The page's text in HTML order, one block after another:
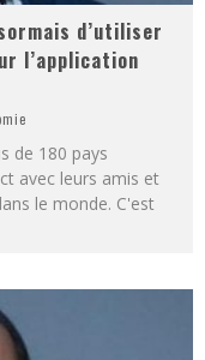
d’utiliser
l’application
de 180 pays
avec leurs amis et
le monde. C'est